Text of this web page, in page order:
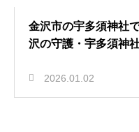
金沢市の宇多須神社
沢の守護・宇多須神
2026.01.02